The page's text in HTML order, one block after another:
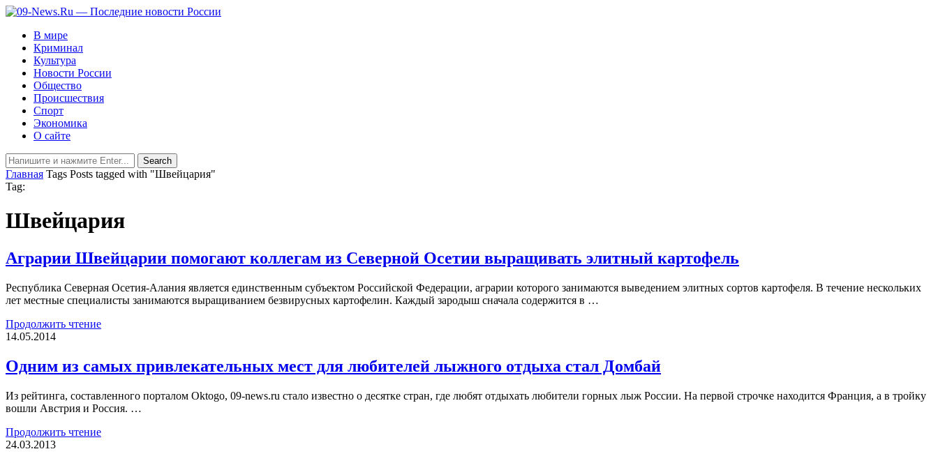
В мире
Криминал
Культура
Новости России
Общество
Происшествия
Спорт
Экономика
О сайте
Главная Tags Posts tagged with "Швейцария"
Tag:
Швейцария
Аграрии Швейцарии помогают коллегам из Северной Осетии выращивать элитный картофель
Республика Северная Осетия-Алания является единственным субъектом Российской Федерации, аграрии которого занимаются выведением элитных сортов картофеля. В течение нескольких
лет местные специалисты занимаются выращиванием безвирусных картофелин. Каждый зародыш сначала содержится в …
Продолжить чтение
14.05.2014
Одним из самых привлекательных мест для любителей лыжного отдыха стал Домбай
Из рейтинга, составленного порталом Oktogo, 09-news.ru стало известно о десятке стран, где любят отдыхать любители горных лыж России. На первой строчке находится Франция, а в тройку
вошли Австрия и Россия. …
Продолжить чтение
24.03.2013